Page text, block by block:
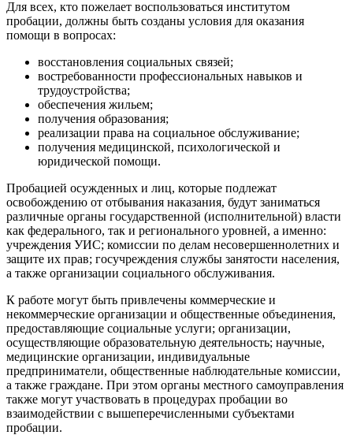
Для всех, кто пожелает воспользоваться институтом
пробации, должны быть созданы условия для оказания
помощи в вопросах:
восстановления социальных связей;
востребованности профессиональных навыков и
трудоустройства;
обеспечения жильем;
получения образования;
реализации права на социальное обслуживание;
получения медицинской, психологической и
юридической помощи.
Пробацией осужденных и лиц, которые подлежат
освобождению от отбывания наказания, будут заниматься
различные органы государственной (исполнительной) власти
как федерального, так и регионального уровней, а именно:
учреждения УИС; комиссии по делам несовершеннолетних и
защите их прав; госучреждения службы занятости населения,
а также организации социального обслуживания.
К работе могут быть привлечены коммерческие и
некоммерческие организации и общественные объединения,
предоставляющие социальные услуги; организации,
осуществляющие образовательную деятельность; научные,
медицинские организации, индивидуальные
предприниматели, общественные наблюдательные комиссии,
а также граждане. При этом органы местного самоуправления
также могут участвовать в процедурах пробации во
взаимодействии с вышеперечисленными субъектами
пробации.